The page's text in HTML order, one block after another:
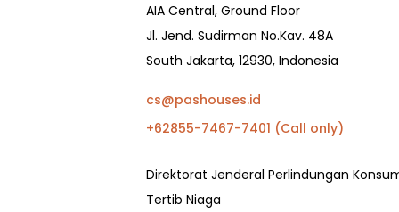
AIA Central, Ground Floor
Jl. Jend. Sudirman No.Kav. 48A
South Jakarta, 12930, Indonesia
cs@pashouses.id
+62855-7467-7401 (Call only)
Direktorat Jenderal Perlindungan
Tertib Niaga